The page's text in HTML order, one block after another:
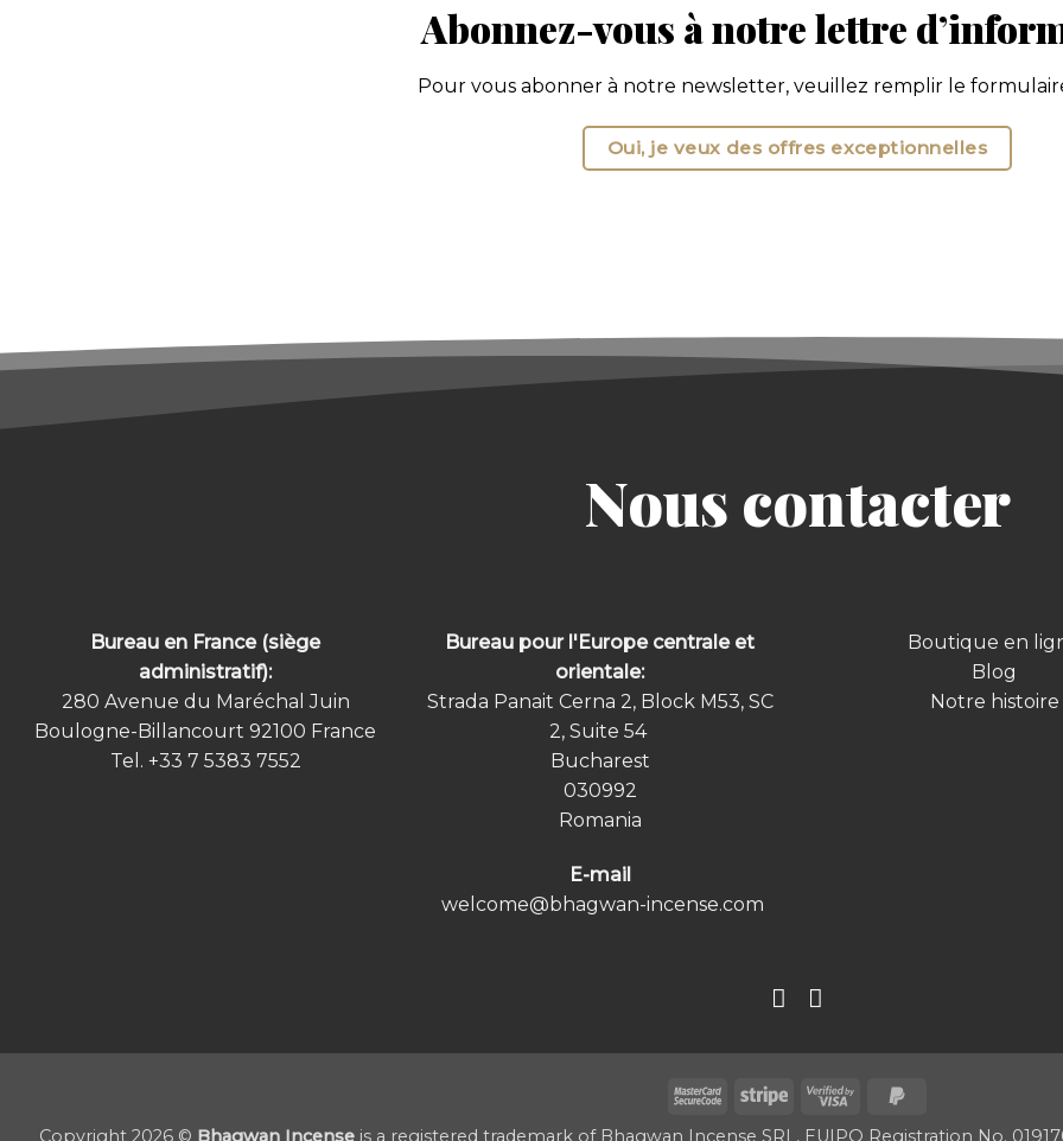
Abonnez-vous à notre lettre
Pour vous abonner à notre newsletter, veuillez remplir le
Oui, je veux des offres exceptionnelles
Nous contacter
Bureau en France (siège
administratif):
280 Avenue du Maréchal Juin
Boulogne-Billancourt 92100 France
Tel. +33 7 5383 7552
Bureau pour l'Europe centrale et
orientale:
Strada Panait Cerna 2, Block M53, SC
2, Suite 54
Bucharest
030992
Romania
E-mail
welcome@bhagwan-incense.com
Boutique en
Blog
Notre histoire
MasterCard
Stripe
Visa
Copyright 2026 © Bhagwan Incenseis a registered trademark of Bhagwan Incense SRL, EUIPO Registration No.